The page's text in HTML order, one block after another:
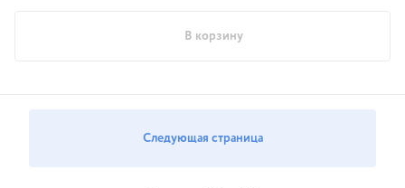
В корзину
Следующая страница